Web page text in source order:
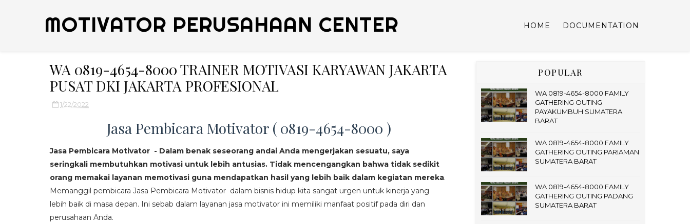
MOTIVATOR PERUSAHAAN CENTER HOME DOCUMENTATION
WA 0819-4654-8000 TRAINER MOTIVASI KARYAWAN JAKARTA
PUSAT DKI JAKARTA PROFESIONAL
1/22/2022
Jasa Pembicara Motivator ( 0819-4654-8000 )
Jasa Pembicara Motivator - Dalam benak seseorang andai Anda mengerjakan sesuatu, saya
seringkali membutuhkan motivasi untuk lebih antusias. Tidak mencengangkan bahwa tidak sedikit
orang memakai layanan memotivasi guna mendapatkan hasil yang lebih baik dalam kegiatan mereka.
Memanggil pembicara Jasa Pembicara Motivator dalam bisnis hidup kita sangat urgen untuk kinerja yang
lebih baik di masa depan. Ini sebab dalam layanan jasa motivator ini memiliki manfaat positif pada diri dan
perusahaan Anda.
POPULAR
WA 0819-4654-8000 FAMILY
GATHERING OUTING
PAYAKUMBUH SUMATERA
BARAT
WA 0819-4654-8000 FAMILY
GATHERING OUTING PARIAMAN
SUMATERA BARAT
WA 0819-4654-8000 FAMILY
GATHERING OUTING PADANG
SUMATERA BARAT